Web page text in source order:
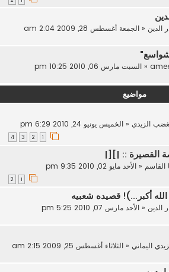
الدين« الجمعة أغسطس 28, 2009 2:04 am
« السبت مارس 06, 2010 10:25 pm
مواضيع
الزيدي« الخميس يونيو 24, 2010 6:29 pm
3
4
القصيرة :: |][|
القاسم« الأحد مايو 02, 2010 9:35 pm
أكبر...)! قصيده شعبيه
الدين« الأحد مارس 07, 2010 5:25 pm
اليماني« الثلاثاء أغسطس 25, 2009 2:15 am